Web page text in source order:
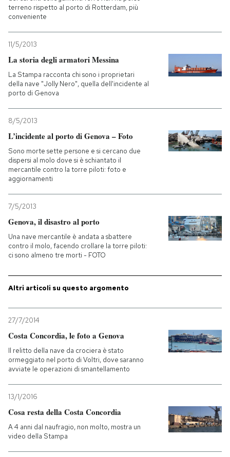
terreno rispetto al porto di Rotterdam, più
conveniente
11/5/2013
La storia degli armatori Messina
La Stampa racconta chi sono i proprietari
della nave "Jolly Nero", quella dell'incidente al
porto di Genova
8/5/2013
L’incidente al porto di Genova – Foto
Sono morte sette persone e si cercano due
dispersi al molo dove si è schiantato il
mercantile contro la torre piloti: foto e
aggiornamenti
7/5/2013
Genova, il disastro al porto
Una nave mercantile è andata a sbattere
contro il molo, facendo crollare la torre piloti:
ci sono almeno tre morti - FOTO
Altri articoli su questo argomento
27/7/2014
Costa Concordia, le foto a Genova
Il relitto della nave da crociera è stato
ormeggiato nel porto di Voltri, dove saranno
avviate le operazioni di smantellamento
13/1/2016
Cosa resta della Costa Concordia
A 4 anni dal naufragio, non molto, mostra un
video della Stampa